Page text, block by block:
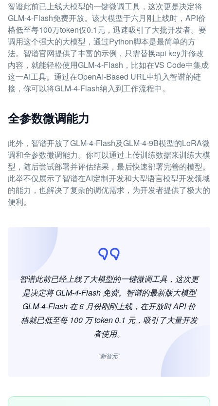
智谱此前已上线大模型的一键微调工具，这次更是决定将
GLM-4-Flash免费开放。该大模型于六月刚上线时，API价
格低至每100万token仅0.1元，迅速吸引了大批开发者。要
调用这个强大的大模型，通过Python脚本是最简单的方
法。智谱官网提供了丰富的示例，只需替换api key并修改
内容，就能轻松使用GLM-4-Flash，比如在VS Code中集成
这一AI工具。通过在OpenAI-Based URL中填入智谱的链
接，你可以将GLM-4-Flash纳入到工作流程中。
全参数微调能力
此外，智谱开放了GLM-4-Flash及GLM-4-9B模型的LoRA微
调和全参数微调能力。你可以通过上传训练数据来训练大模
型，随后尝试部署并评估结果，最后快速部署完善的模型。
此举不仅展示了智谱在AI定制开发和大型语言模型开发领域
的能力，也解决了复杂的调优需求，为开发者提供了极大的
便利。
智谱此前已经上线了大模型的一键微调工具，这次更
是决定将 GLM-4-Flash 免费。智谱的最新版大模型
GLM-4-Flash 在 6 月份刚刚上线，在开放时 API 价
格就已低至每 100 万 token 0.1 元，吸引了大量开发
者使用。
“新智元”